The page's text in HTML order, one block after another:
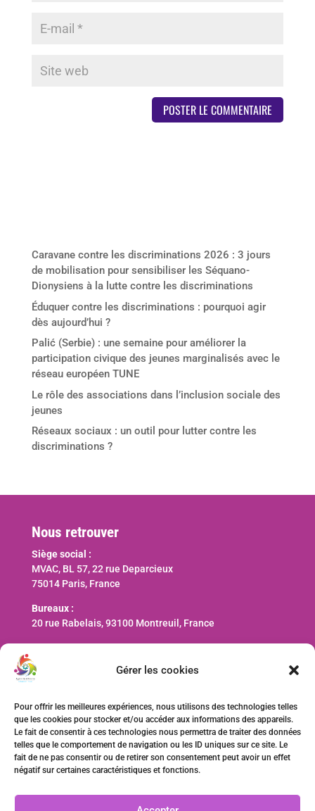
Gérer les cookies
Pour offrir les meilleures expériences, nous utilisons des technologies telles
que les cookies pour stocker et/ou accéder aux informations des appareils.
Le fait de consentir à ces technologies nous permettra de traiter des données
telles que le comportement de navigation ou les ID uniques sur ce site. Le
fait de ne pas consentir ou de retirer son consentement peut avoir un effet
négatif sur certaines caractéristiques et fonctions.
Caravane contre les discriminations 2026 : 3 jours
de mobilisation pour sensibiliser les Séquano-
Dionysiens à la lutte contre les discriminations
Éduquer contre les discriminations : pourquoi agir
dès aujourd’hui ?
Palić (Serbie) : une semaine pour améliorer la
participation civique des jeunes marginalisés avec le
réseau européen TUNE
Le rôle des associations dans l’inclusion sociale des
jeunes
Réseaux sociaux : un outil pour lutter contre les
discriminations ?
Nous retrouver
Siège social :
MVAC, BL 57, 22 rue Deparcieux
75014 Paris, France
Bureaux :
20 rue Rabelais, 93100 Montreuil, France
Nous contacter
Faire un don